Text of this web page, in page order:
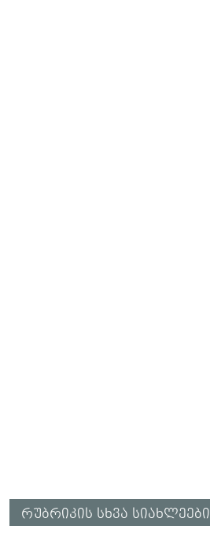
რუბრიკის სხვა სიახლეები